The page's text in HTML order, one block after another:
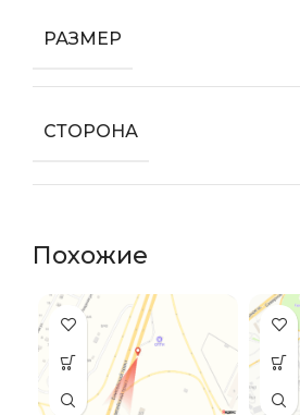
РАЗМЕР
СТОРОНА
Похожие